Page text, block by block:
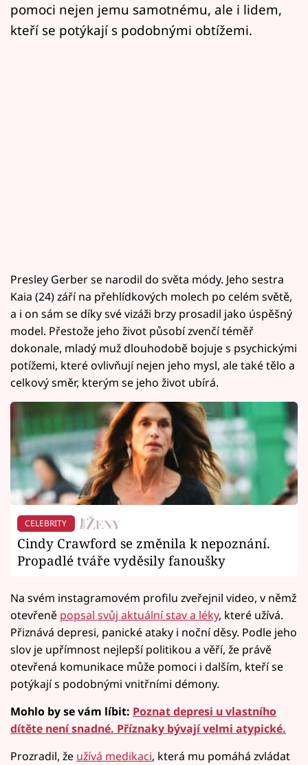
pomoci nejen jemu samotnému, ale i lidem,
kteří se potýkají s podobnými obtížemi.
Presley Gerber se narodil do světa módy. Jeho sestra
Kaia (24) září na přehlídkových molech po celém světě,
a i on sám se díky své vizáži brzy prosadil jako úspěšný
model. Přestože jeho život působí zvenčí téměř
dokonale, mladý muž dlouhodobě bojuje s psychickými
potížemi, které ovlivňují nejen jeho mysl, ale také tělo a
celkový směr, kterým se jeho život ubírá.
CELEBRITY
Cindy Crawford se změnila k nepoznání.
Propadlé tváře vyděsily fanoušky
Na svém instagramovém profilu zveřejnil video, v němž
otevřeně popsal svůj aktuální stav a léky, které užívá.
Přiznává depresi, panické ataky i noční děsy. Podle jeho
slov je upřímnost nejlepší politikou a věří, že právě
otevřená komunikace může pomoci i dalším, kteří se
potýkají s podobnými vnitřními démony.
Mohlo by se vám líbit: Poznat depresi u vlastního
dítěte není snadné. Příznaky bývají velmi atypické.
Prozradil, že užívá medikaci, která mu pomáhá zvládat